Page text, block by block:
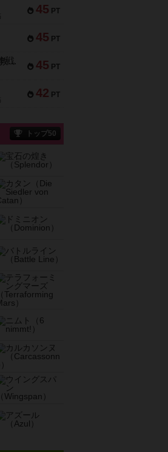
45 PT
45 PT
45 PT
Bitter End ブタペスト救出作戦
42 PT
トップ50